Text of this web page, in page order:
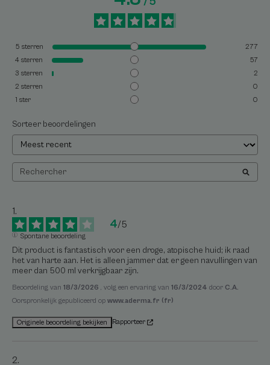
5 sterren
277
4 sterren
57
3 sterren
2
2 sterren
0
1 ster 0
Sorteer beoordelingen
4/5
Spontane beoordeling
Dit product is fantastisch voor een droge, atopische huid; ik raad
het van harte aan. Het is alleen jammer dat er geen navullingen van
meer dan 500 ml verkrijgbaar zijn.
Beoordeling van 18/3/2026 , volg een ervaring van 16/3/2024 door C.A.
Oorspronkelijk gepubliceerd op www.aderma.fr (fr)
Originele beoordeling bekijken Rapporteer